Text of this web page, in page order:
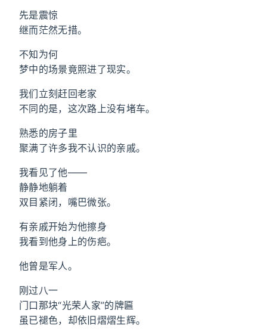
先是震惊
继而茫然无措。
不知为何
梦中的场景竟照进了现实。
我们立刻赶回老家
不同的是，这次路上没有堵车。
熟悉的房子里
聚满了许多我不认识的亲戚。
我看见了他——
静静地躺着
双目紧闭，嘴巴微张。
有亲戚开始为他擦身
我看到他身上的伤疤。
他曾是军人。
刚过八一
门口那块“光荣人家”的牌匾
虽已褪色，却依旧熠熠生辉。